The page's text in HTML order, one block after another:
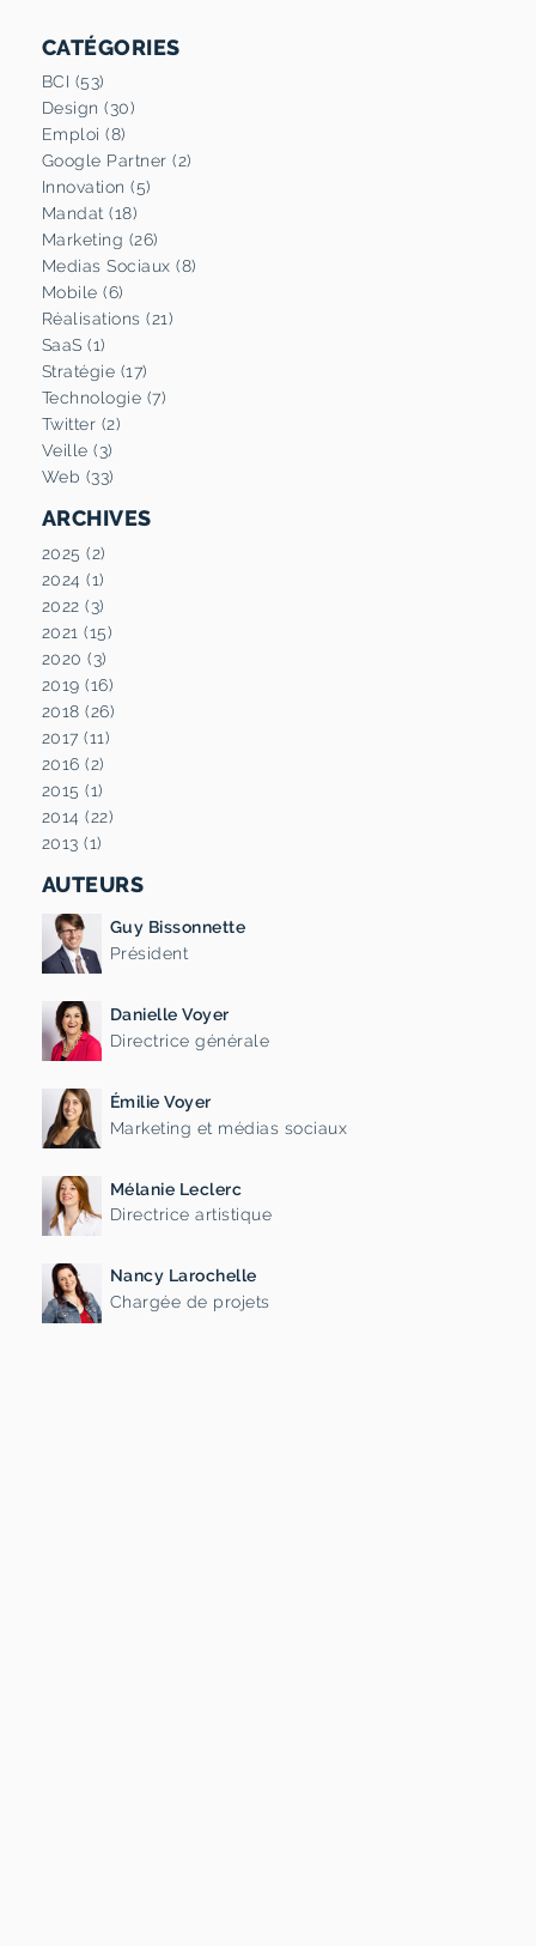
CATÉGORIES
BCI (53)
Design (30)
Emploi (8)
Google Partner (2)
Innovation (5)
Mandat (18)
Marketing (26)
Medias Sociaux (8)
Mobile (6)
Réalisations (21)
SaaS (1)
Stratégie (17)
Technologie (7)
Twitter (2)
Veille (3)
Web (33)
ARCHIVES
2025 (2)
2024 (1)
2022 (3)
2021 (15)
2020 (3)
2019 (16)
2018 (26)
2017 (11)
2016 (2)
2015 (1)
2014 (22)
2013 (1)
AUTEURS
Guy Bissonnette
Président
Danielle Voyer
Directrice générale
Émilie Voyer
Marketing et médias sociaux
Mélanie Leclerc
Directrice artistique
Nancy Larochelle
Chargée de projets